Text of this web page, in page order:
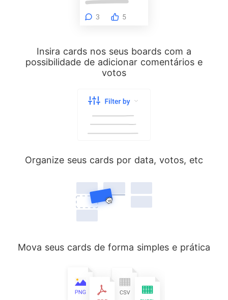
Insira cards nos seus boards com a
possibilidade de adicionar comentários e
votos
Organize seus cards por data, votos, etc
Mova seus cards de forma simples e prática